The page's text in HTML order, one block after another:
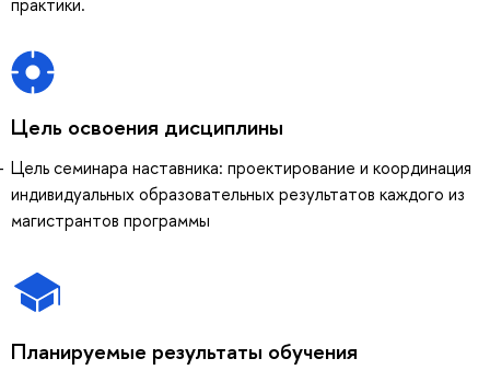
Цель освоения дисциплины
Цель семинара наставника: проектирование и координация
индивидуальных образовательных результатов каждого из
магистрантов программы
Планируемые результаты обучения